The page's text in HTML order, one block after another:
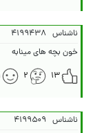
ناشناس ۴۱۹۹۴۳۸
خون بچه های مینابه
۱۳
۲
ناشناس ۴۱۹۹۵۰۹